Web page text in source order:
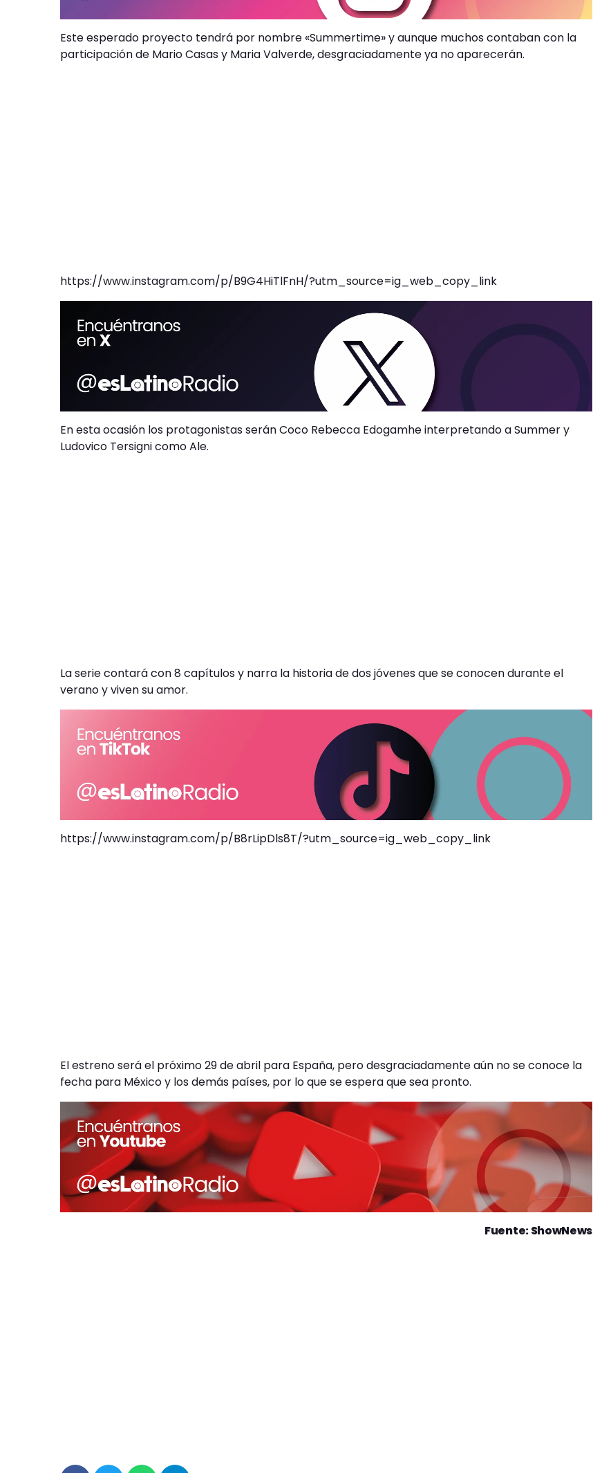
Este esperado proyecto tendrá por nombre «Summertime» y aunque muchos contaban con la
participación de Mario Casas y Maria Valverde, desgraciadamente ya no aparecerán.
https://www.instagram.com/p/B9G4HiTlFnH/?utm_source=ig_web_copy_link
En esta ocasión los protagonistas serán Coco Rebecca Edogamhe interpretando a Summer y
Ludovico Tersigni como Ale.
La serie contará con 8 capítulos y narra la historia de dos jóvenes que se conocen durante el
verano y viven su amor.
https://www.instagram.com/p/B8rLipDls8T/?utm_source=ig_web_copy_link
El estreno será el próximo 29 de abril para España, pero desgraciadamente aún no se conoce la
fecha para México y los demás países, por lo que se espera que sea pronto.
Fuente: ShowNews